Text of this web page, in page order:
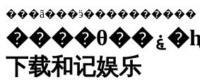
���ã���ӭ����������
����θ��ۼ�ⱨ���������ǯ-
下载和记娱乐